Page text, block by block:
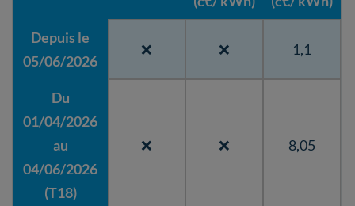
Depuis le
05/06/2026
❌ ❌ 1,1
Du
01/04/2026
au
04/06/2026
(T18)
❌ ❌ 8,05